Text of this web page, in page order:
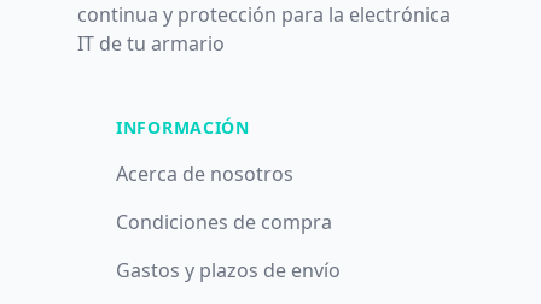
continua y protección para la electrónica
IT de tu armario
INFORMACIÓN
Acerca de nosotros
Condiciones de compra
Gastos y plazos de envío